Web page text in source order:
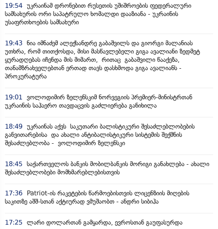
19:54 უკრაინამ დრონებით რუსეთის უშიშროების ფედერალური
სამსახურის ორი საპატრულო ხომალდი დააზიანა - უკრაინის
უსაფრთხოების სამსახური
19:43 ნია იმნაძემ ალექსანდრე გაბაშვილს და გიორგი მალანიას
უთხრა, რომ თითქოსდა, მისი მასწავლებელი გიგა ავალიანი ზედმეტ
ყურადღებას იჩენდა მის მიმართ, რითაც გაბაშვილი წააქეზა,
თანამზრახველებთან ერთად თავს დასხმოდა გიგა ავალიანს -
პროკურატურა
19:01
ვოლოდიმირ ზელენსკიმ ნორვეგიის პრემიერ-მინისტრთან
უკრაინის საჰაერო თავდაცვის გაძლიერება განიხილა
18:49 უკრაინას აქვს საკუთარი ბალისტიკური შესაძლებლობების
განვითარებისა და ახალი ანტიბალისტიკური სისტემის შექმნის
შესაძლებლობა - ვოლოდიმირ ზელენსკი
18:45 საქართველოს ბანკის მობილბანკის მორიგი განახლება - ახალი
შესაძლებლობები მომხმარებლებისთვის
17:36
Patriot-ის რაკეტების წარმოებისთვის ლიცენზიის მიღების
საკითზე აშშ-სთან აქტიურად ვმუშაობთ - ანდრი სიბიჰა
17:25 ლარი დოლართან გამყარდა, ევროსთან გაუფასურდა